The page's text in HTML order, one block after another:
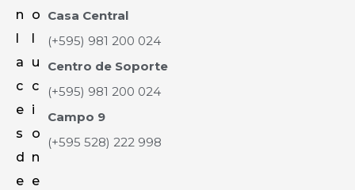
n
a
c
e
s
d
e
o
u
c
i
o
n
e
Casa Central
(+595) 981 200 024
Centro de Soporte
(+595) 981 200 024
Campo 9
(+595 528) 222 998